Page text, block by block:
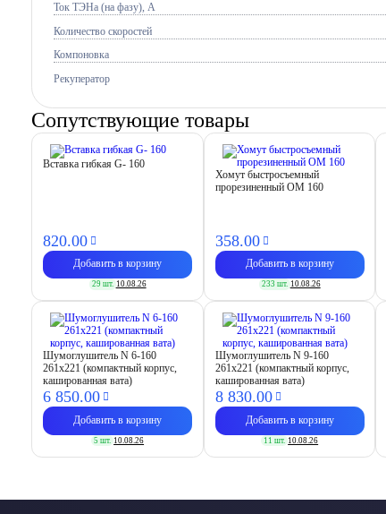
Ток ТЭНа (на фазу), А
Количество скоростей
Компоновка
Рекуператор
Сопутствующие товары
Вставка гибкая G- 160
820.00
Добавить в корзину
29 шт. 10.08.26
Хомут быстросъемный
прорезиненный OM 160
358.00
Добавить в корзину
233 шт. 10.08.26
Шумоглушитель N 6-160
261х221 (компактный корпус,
кашированная вата)
6 850.00
Добавить в корзину
5 шт. 10.08.26
Шумоглушитель N 9-160
261х221 (компактный корпус,
кашированная вата)
8 830.00
Добавить в корзину
11 шт. 10.08.26